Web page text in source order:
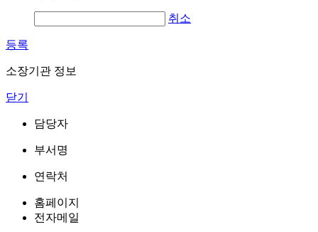
취소
등록
소장기관 정보
닫기
담당자
부서명
연락처
홈페이지
전자메일